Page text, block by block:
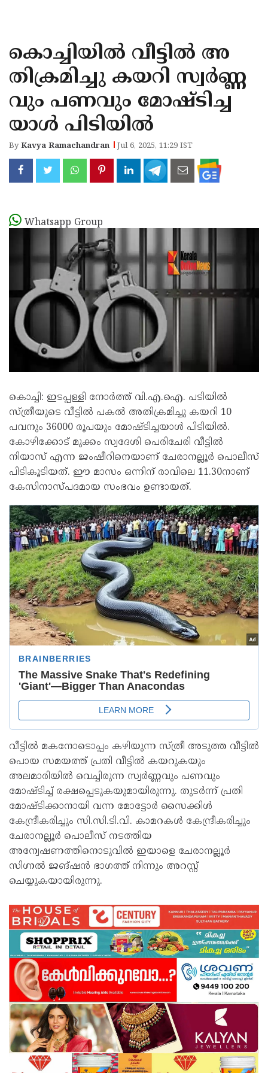
KANNUR
KASARAGOD
കൊച്ചിയിൽ വീട്ടിൽ അ
തിക്രമിച്ചു കയറി സ്വർണ്ണ
വും പണവും മോഷ്ടിച്ച
യാൾ പിടിയിൽ
ByKavya Ramachandran Jul 6, 2025, 11:29 IST
Whatsapp Group
കൊച്ചി: ഇടപ്പള്ളി നോർത്ത് വി.എ.ഐ. പടിയിൽ
സ്ത്രീയുടെ വീട്ടിൽ പകൽ അതിക്രമിച്ചു കയറി 10
പവനും 36000 രൂപയും മോഷ്ടിച്ചയാൾ പിടിയിൽ.
കോഴിക്കോട് മുക്കം സ്വദേശി പെരിചേരി വീട്ടിൽ
നിയാസ് എന്ന ജംഷീറിനെയാണ് ചേരാനല്ലൂർ പൊലീസ്
പിടികൂടിയത്. ഈ മാസം ഒന്നിന് രാവിലെ 11.30നാണ്
കേസിനാസ്പദമായ സംഭവം ഉണ്ടായത്.
വീട്ടിൽ മകനോടൊപ്പം കഴിയുന്ന സ്ത്രീ അടുത്ത വീട്ടിൽ
പൊയ സമയത്ത് പ്രതി വീട്ടിൽ കയറുകയും
അലമാരിയിൽ വെച്ചിരുന്ന സ്വർണ്ണവും പണവും
മോഷ്ടിച്ച് രക്ഷപ്പെടുകയുമായിരുന്നു. തുടർന്ന് പ്രതി
മോഷ്ടിക്കാനായി വന്ന മോട്ടോർ സൈക്കിൾ
കേന്ദ്രീകരിച്ചും സി.സി.ടി.വി. കാമറകൾ കേന്ദ്രീകരിച്ചും
ചേരാനല്ലൂർ പൊലീസ് നടത്തിയ
അന്വേഷണത്തിനൊടുവിൽ ഇയാളെ ചേരാനല്ലൂർ
സിഗ്നൽ ജങ്ഷൻ ഭാഗത്ത് നിന്നും അറസ്റ്റ്
ചെയ്യുകയായിരുന്നു.